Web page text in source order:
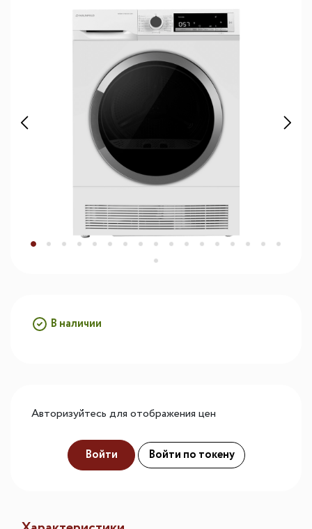
В наличии
Авторизуйтесь для отображения цен
Войти Войти по токену